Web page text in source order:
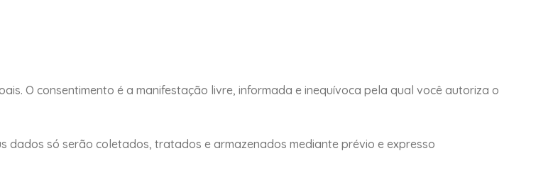
O consentimento é a manifestação livre, informada e inequívoca pela qual você autoriza o
dados só serão coletados, tratados e armazenados mediante prévio e expresso